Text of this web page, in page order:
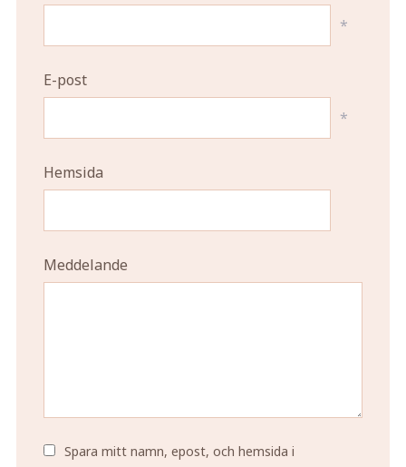
*
E-post
*
Hemsida
Meddelande
Spara mitt namn, epost, och hemsida i